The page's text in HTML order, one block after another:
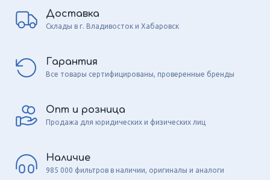
Доставка
Склады в г. Владивосток и Хабаровск
Гарантия
Все товары сертифицированы, проверенные бренды
Опт и розница
Продажа для юридических и физических лиц
Наличие
985 000 фильтров в наличии, оригиналы и аналоги